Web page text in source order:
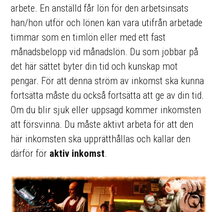
arbete. En anställd får lön för den arbetsinsats
han/hon utför och lönen kan vara utifrån arbetade
timmar som en timlön eller med ett fast
månadsbelopp vid månadslön. Du som jobbar på
det här sättet byter din tid och kunskap mot
pengar. För att denna ström av inkomst ska kunna
fortsätta måste du också fortsätta att ge av din tid.
Om du blir sjuk eller uppsagd kommer inkomsten
att försvinna. Du måste aktivt arbeta för att den
här inkomsten ska upprätthållas och kallar den
därför för aktiv inkomst.